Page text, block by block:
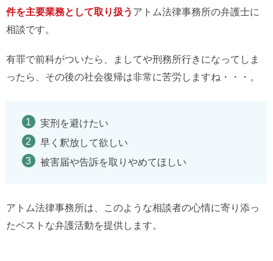
件を主要業務として取り扱う アトム法律事務所の弁護士に
相談です。
有罪で前科がついたら、ましてや刑務所行きになってしま
ったら、その後の社会復帰は非常に苦労しますね・・・。
実刑を避けたい
早く釈放して欲しい
被害届や告訴を取りやめてほしい
アトム法律事務所は、このような相談者の心情に寄り添っ
たベストな弁護活動を提供します。